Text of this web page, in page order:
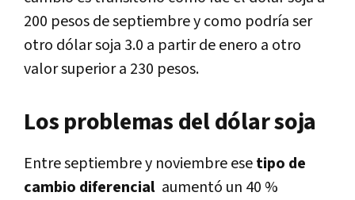
200 pesos de septiembre y como podría ser
otro dólar soja 3.0 a partir de enero a otro
valor superior a 230 pesos.
Los problemas del dólar soja
Entre septiembre y noviembre esetipo de
cambio diferencial aumentó un 40 %